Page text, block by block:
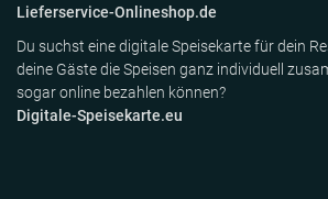
Lieferservice-Onlineshop.de
Du suchst eine digitale Speisekarte für dein
deine Gäste die Speisen ganz individuell
sogar online bezahlen können?
Digitale-Speisekarte.eu